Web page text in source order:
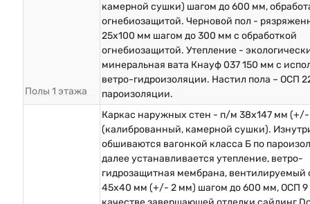
Полы 1 этажа
камерной сушки) шагом до 600 мм,
огнебиозащитой. Черновой пол -
25х100 мм шагом до 300 мм с обработкой
огнебиозащитой. Утепление -
минеральная вата Кнауф 037 150 мм с
ветро-гидроизоляции. Настил пола – ОСП
пароизоляции.
Каркас наружных стен - п/м 38х147 мм
(калиброванный, камерной сушки).
обшиваются вагонкой класса Б по
далее устанавливается утепление, ветро-
гидрозащитная мембрана, вентилируемый
45х40 мм (+/- 2 мм) шагом до 600 мм, ОСП 9